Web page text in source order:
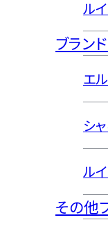
ル
ブラン
エ
シ
ル
その他